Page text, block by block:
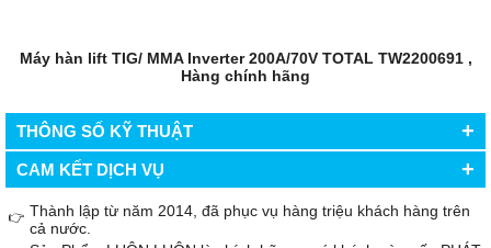
Máy hàn lift TIG/ MMA Inverter 200A/70V TOTAL TW2200691 ,
Hàng chính hãng
THÔNG SỐ KỸ THUẬT +
CAM KẾT DỊCH VỤ +
👉 Thành lập từ năm 2014, đã phục vụ hàng triệu khách hàng trên
cả nước.